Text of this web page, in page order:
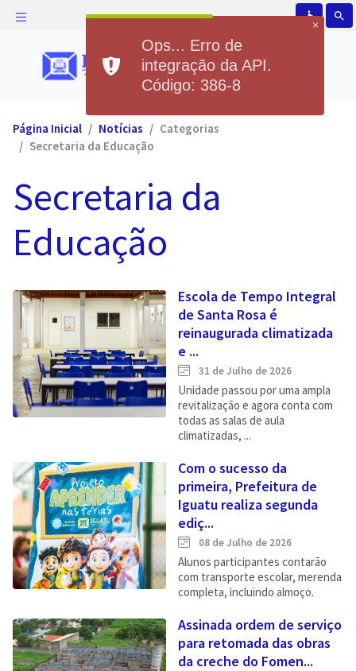
accessible search
Página Inicial Notícias
Categorias
Secretaria da Educação
Secretaria da
Educação
Escola de Tempo Integral
de Santa Rosa é
reinaugurada climatizada
e ...
31 de Julho de 2026
Unidade passou por uma ampla
revitalização e agora conta com
todas as salas de aula
climatizadas, ...
Com o sucesso da
primeira, Prefeitura de
Iguatu realiza segunda
ediç...
08 de Julho de 2026
Alunos participantes contarão
com transporte escolar, merenda
completa, incluindo almoço.
Assinada ordem de serviço
para retomada das obras
da creche do Fomen...
×
Ops... Erro de
integração da API.
Código: 386-8